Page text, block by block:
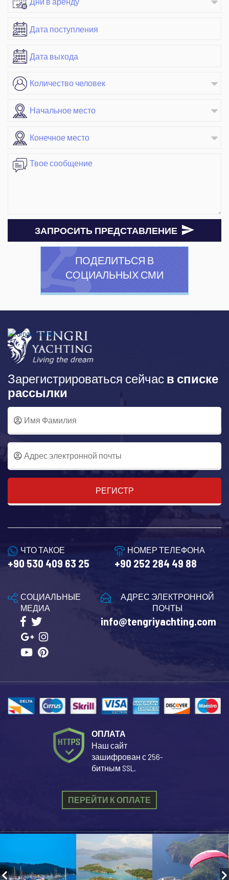
ЗАПРОСИТЬ ПРЕДСТАВЛЕНИЕ
ПОДЕЛИТЬСЯ В
СОЦИАЛЬНЫХ СМИ
Зарегистрироваться сейчас в списке
рассылки
РЕГИСТР
ЧТО ТАКОЕ
+90 530 409 63 25
НОМЕР ТЕЛЕФОНА
+90 252 284 49 88
АДРЕС ЭЛЕКТРОННОЙ
ПОЧТЫ
info@tengriyachting.com
СОЦИАЛЬНЫЕ
МЕДИА
ОПЛАТА
Наш сайт
зашифрован с 256-
битным SSL.
ПЕРЕЙТИ К ОПЛАТЕ